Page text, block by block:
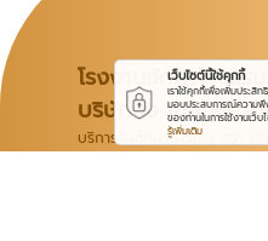
โรงงานซักผ้าโรงแ
บริษัท เจ เอส ลอน
บริการรับซักผ้าโรงแรม สปา
เว็บไซต์นี้ใช้คุกกี้
เราใช้คุกกี้เพื่อเพิ่มประสิท
มอบประสบการณ์ความพึ
ของท่านในการใช้งานเว็บ
รู้เพิ่มเติม